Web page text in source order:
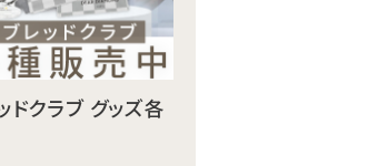
ドクラブ グッズ各